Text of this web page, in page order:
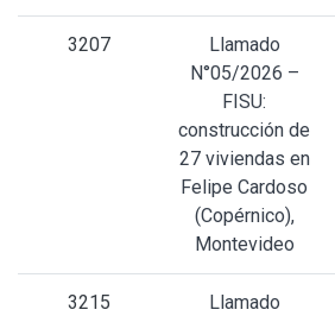
3207
Llamado
N°05/2026 –
FISU:
construcción de
27 viviendas en
Felipe Cardoso
(Copérnico),
Montevideo
3215
Llamado